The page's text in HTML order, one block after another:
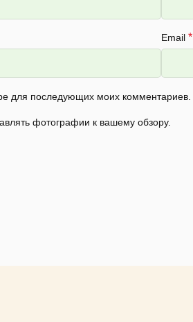
Email *
для последующих моих комментариев.
фотографии к вашему обзору.